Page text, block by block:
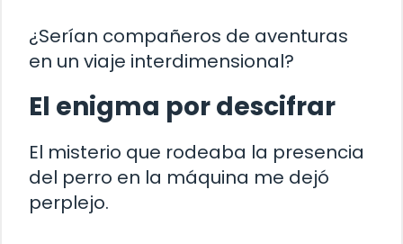
¿Serían compañeros de aventuras
en un viaje interdimensional?
El enigma por descifrar
El misterio que rodeaba la presencia
del perro en la máquina me dejó
perplejo.